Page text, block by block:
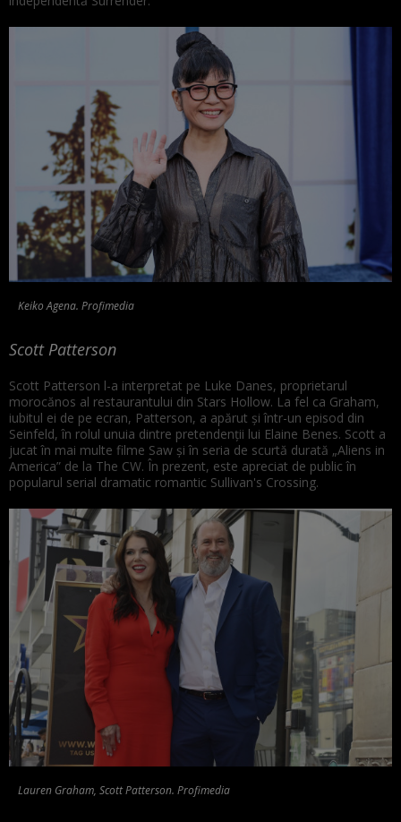
Keiko Agena. Profimedia
Scott Patterson
Scott Patterson l-a interpretat pe Luke Danes, proprietarul
morocănos al restaurantului din Stars Hollow. La fel ca Graham,
iubitul ei de pe ecran, Patterson, a apărut și într-un episod din
Seinfeld, în rolul unuia dintre pretendenții lui Elaine Benes. Scott a
jucat în mai multe filme Saw și în seria de scurtă durată „Aliens in
America” de la The CW. În prezent, este apreciat de public în
popularul serial dramatic romantic Sullivan's Crossing.
Lauren Graham, Scott Patterson. Profimedia